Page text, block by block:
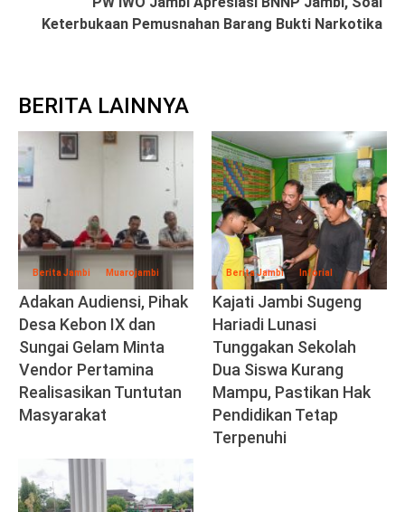
Keterbukaan Pemusnahan Barang Bukti Narkotika
BERITA LAINNYA
Berita Jambi Muarojambi
Adakan Audiensi, Pihak
Desa Kebon IX dan
Sungai Gelam Minta
Vendor Pertamina
Realisasikan Tuntutan
Masyarakat
Berita Jambi Inforial
Kajati Jambi Sugeng
Hariadi Lunasi
Tunggakan Sekolah
Dua Siswa Kurang
Mampu, Pastikan Hak
Pendidikan Tetap
Terpenuhi